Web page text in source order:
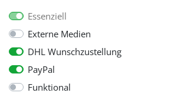
Essenziell
Externe Medien
DHL Wunschzustellung
PayPal
Funktional